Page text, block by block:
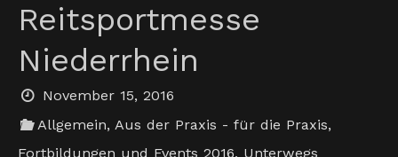
Reitsportmesse
Niederrhein
November 15, 2016
Allgemein,Aus der Praxis - für die Praxis,
Fortbildungen und Events 2016, Unterwegs